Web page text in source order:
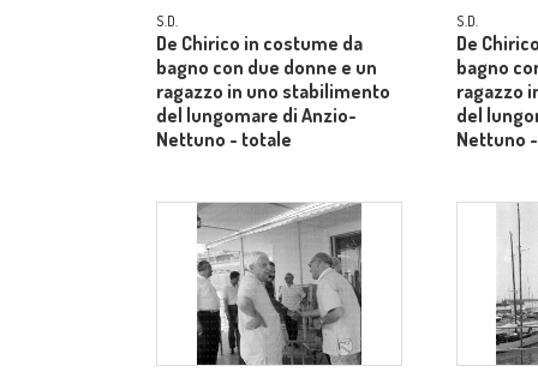
S.D.
De Chirico in costume da
bagno con due donne e un
ragazzo in uno stabilimento
del lungomare di Anzio-
Nettuno - totale
S.D.
De
bagno
ragazzo
del
Nettuno